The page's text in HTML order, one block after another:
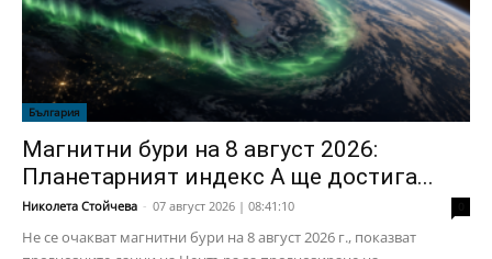
България
Магнитни бури на 8 август 2026:
Планетарният индекс А ще достига...
Николета Стойчева - 07 август 2026 | 08:41:10
Не се очакват магнитни бури на 8 август 2026 г., показват